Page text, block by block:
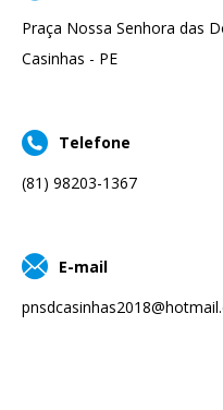
Praça Nossa Senhora das
Casinhas - PE
Telefone
(81) 98203-1367
E-mail